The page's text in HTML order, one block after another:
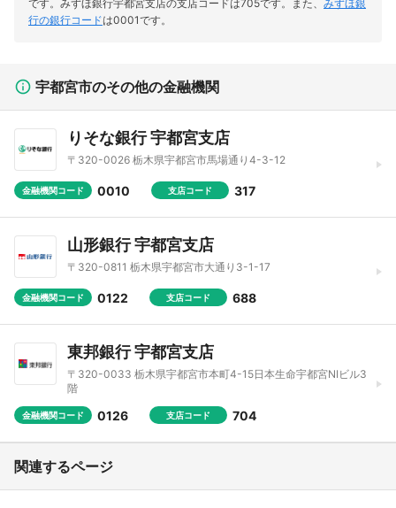
です。 みずほ銀行宇都宮支店の支店コードは705です。 また、 みずほ銀
行の銀行コードは0001です。
宇都宮市のその他の金融機関
りそな銀行 宇都宮支店
〒320-0026 栃木県宇都宮市馬場通り4-3-12
金融機関コード 0010 支店コード 317
山形銀行 宇都宮支店
〒320-0811 栃木県宇都宮市大通り3-1-17
金融機関コード 0122 支店コード 688
東邦銀行 宇都宮支店
〒320-0033 栃木県宇都宮市本町4-15日本生命宇都宮NIビル3
階
金融機関コード 0126 支店コード 704
関連するページ